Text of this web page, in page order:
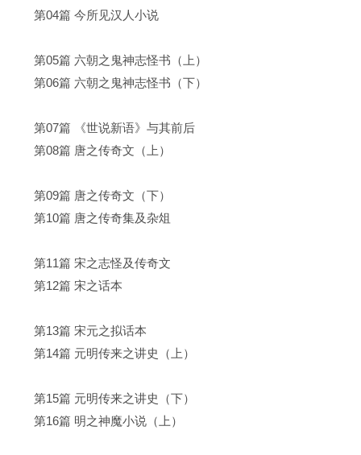
第04篇 今所见汉人小说
第05篇 六朝之鬼神志怪书（上）
第06篇 六朝之鬼神志怪书（下）
第07篇 《世说新语》与其前后
第08篇 唐之传奇文（上）
第09篇 唐之传奇文（下）
第10篇 唐之传奇集及杂俎
第11篇 宋之志怪及传奇文
第12篇 宋之话本
第13篇 宋元之拟话本
第14篇 元明传来之讲史（上）
第15篇 元明传来之讲史（下）
第16篇 明之神魔小说（上）